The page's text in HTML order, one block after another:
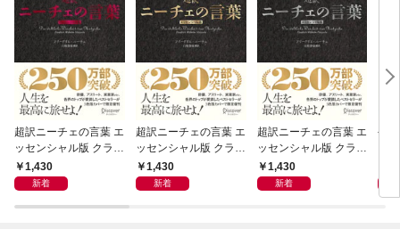
超訳ニーチェの言葉 エ
ッセンシャル版 クラシ
ックカバー赤箔
1,430
新着
超訳ニーチェの言葉 エ
ッセンシャル版 クラシ
ックカバー金箔
1,430
新着
超訳ニーチェの言葉 エ
ッセンシャル版 クラシ
ックカバー銀箔
1,430
新着
令